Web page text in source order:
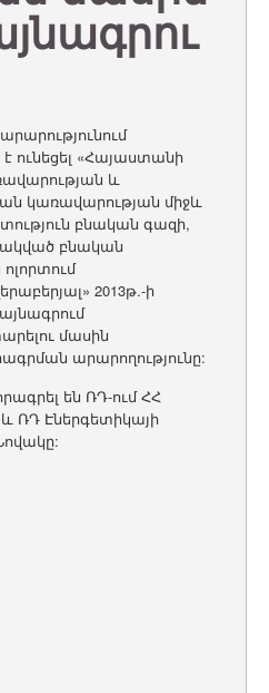
ունեցել «Հայաստանի
և
կառավարության միջև
բնական գազի,
բնական
2013թ.-ի
մասին
արարողությունը:
են ՌԴ-ում ՀՀ
ՌԴ Էներգետիկայի